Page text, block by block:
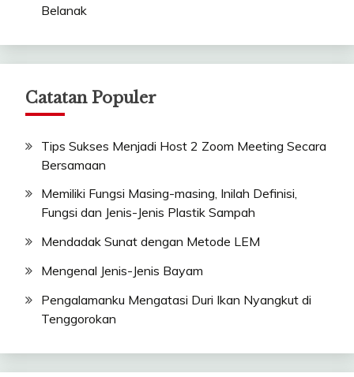
Belanak
Catatan Populer
Tips Sukses Menjadi Host 2 Zoom Meeting Secara
Bersamaan
Memiliki Fungsi Masing-masing, Inilah Definisi,
Fungsi dan Jenis-Jenis Plastik Sampah
Mendadak Sunat dengan Metode LEM
Mengenal Jenis-Jenis Bayam
Pengalamanku Mengatasi Duri Ikan Nyangkut di
Tenggorokan